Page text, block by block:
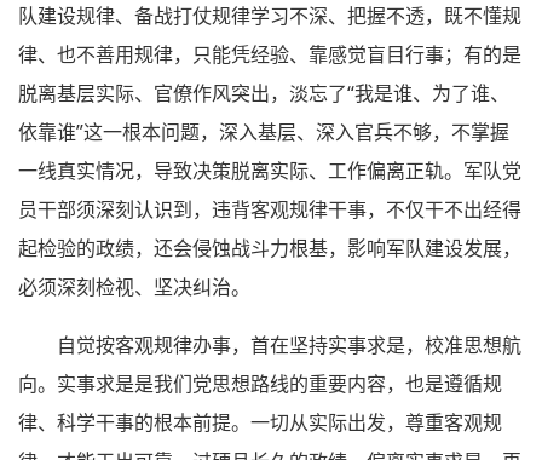
队建设规律、备战打仗规律学习不深、把握不透，既不懂规
律、也不善用规律，只能凭经验、靠感觉盲目行事；有的是
脱离基层实际、官僚作风突出，淡忘了“我是谁、为了谁、
依靠谁”这一根本问题，深入基层、深入官兵不够，不掌握
一线真实情况，导致决策脱离实际、工作偏离正轨。军队党
员干部须深刻认识到，违背客观规律干事，不仅干不出经得
起检验的政绩，还会侵蚀战斗力根基，影响军队建设发展，
必须深刻检视、坚决纠治。
自觉按客观规律办事，首在坚持实事求是，校准思想航
向。实事求是是我们党思想路线的重要内容，也是遵循规
律、科学干事的根本前提。一切从实际出发，尊重客观规